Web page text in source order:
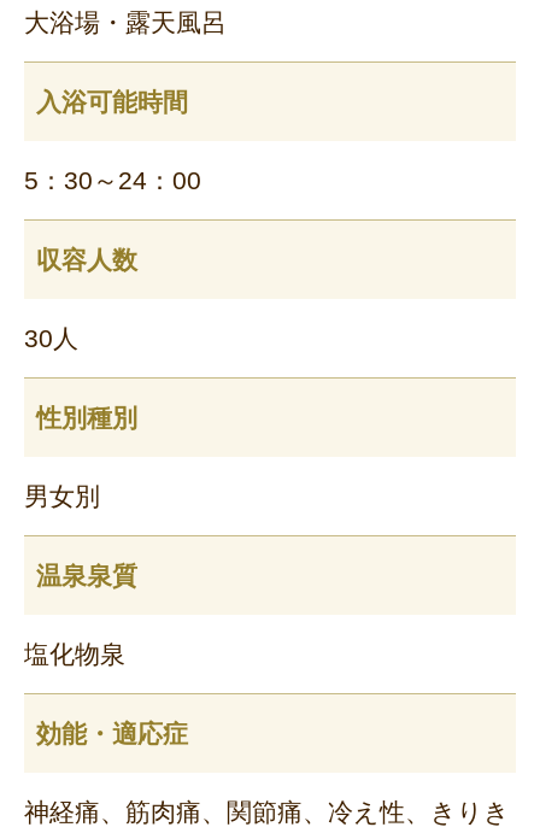
大浴場・露天風呂
入浴可能時間
5：30～24：00
収容人数
30人
性別種別
男女別
温泉泉質
塩化物泉
効能・適応症
神経痛、筋肉痛、関節痛、冷え性、きりき